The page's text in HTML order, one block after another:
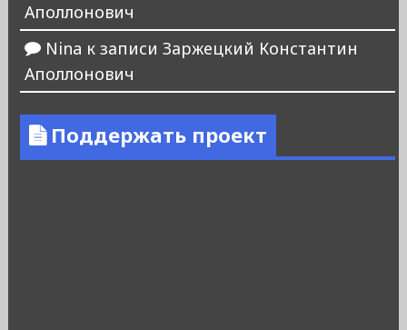
Аполлонович
Nina к записи Заржецкий Константин
Аполлонович
Поддержать проект